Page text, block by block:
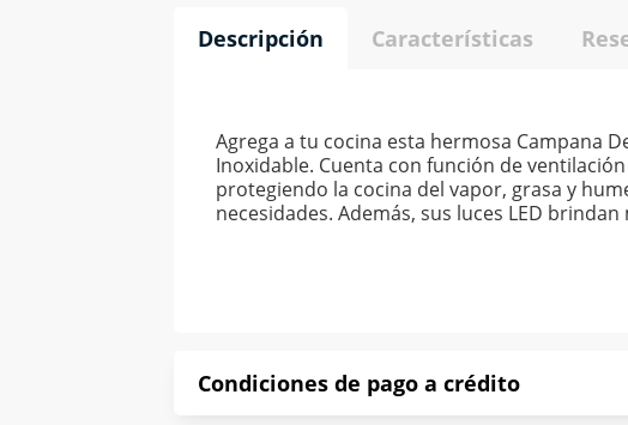
Descripción Características
Agrega a tu cocina esta hermosa Campana
Inoxidable. Cuenta con función de
protegiendo la cocina del vapor, grasa y
necesidades. Además, sus luces LED
Condiciones de pago a crédito